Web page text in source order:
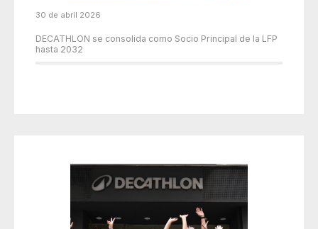
30 de abril 2026
DECATHLON se consolida como Socio Principal de la LFP
hasta 2032